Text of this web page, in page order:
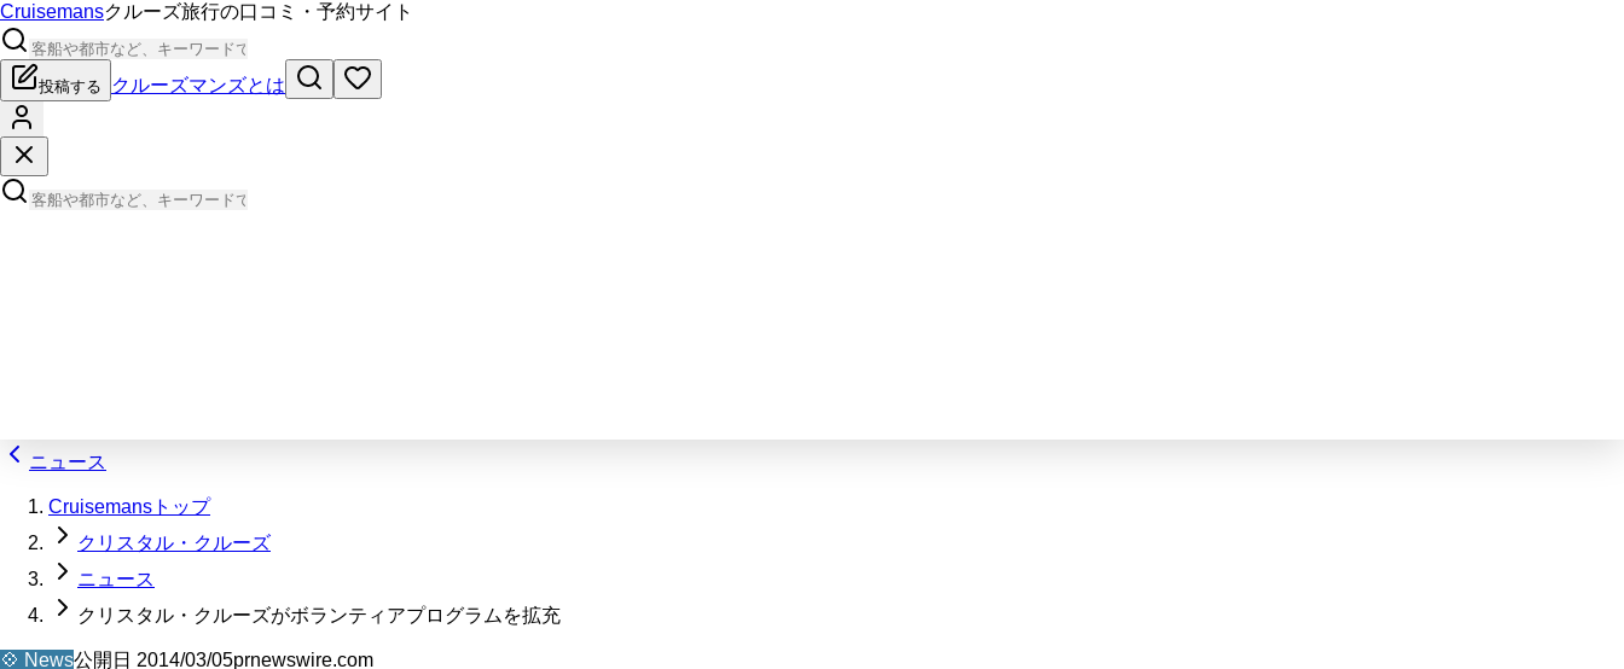
Cruisemansクルーズ旅行の口コミ・予約サイト
投稿する クルーズマンズとは
ニュース
Cruisemansトップ
クリスタル・クルーズ
ニュース
クリスタル・クルーズがボランティアプログラムを拡充
💠 News公開日 2014/03/05prnewswire.com